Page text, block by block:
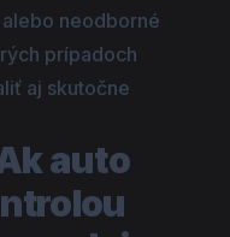
neodborné
prípadoch
aj skutočne
auto